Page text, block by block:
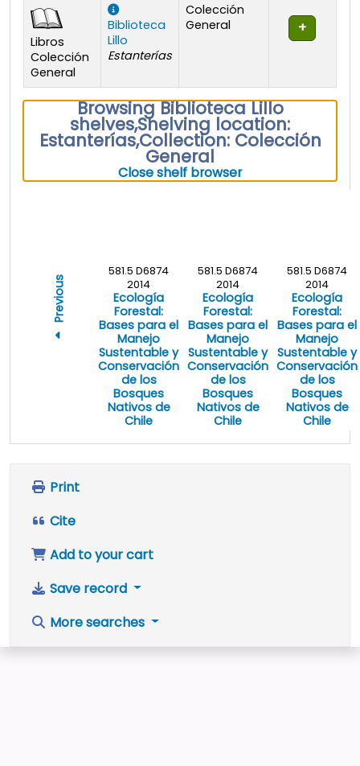
Libros
Colección
General
Biblioteca
Lillo
Estanterías
Colección
General
Browsing Biblioteca Lillo
shelves,Shelving location:
Estanterías,Collection: Colección
General
Close shelf browser(Hides shelf
Previous
581.5 D6874
2014
Ecología
Forestal:
Bases para el
Manejo
Sustentable y
Conservación
de los
Bosques
Nativos de
Chile
581.5 D6874
2014
Ecología
Forestal:
Bases para el
Manejo
Sustentable y
Conservación
de los
Bosques
Nativos de
Chile
581.5 D6874
2014
Ecología
Forestal:
Bases para el
Manejo
Sustentable y
Conservación
de los
Bosques
Nativos de
Chile
Print
Cite
Add to your cart
Save record
More searches